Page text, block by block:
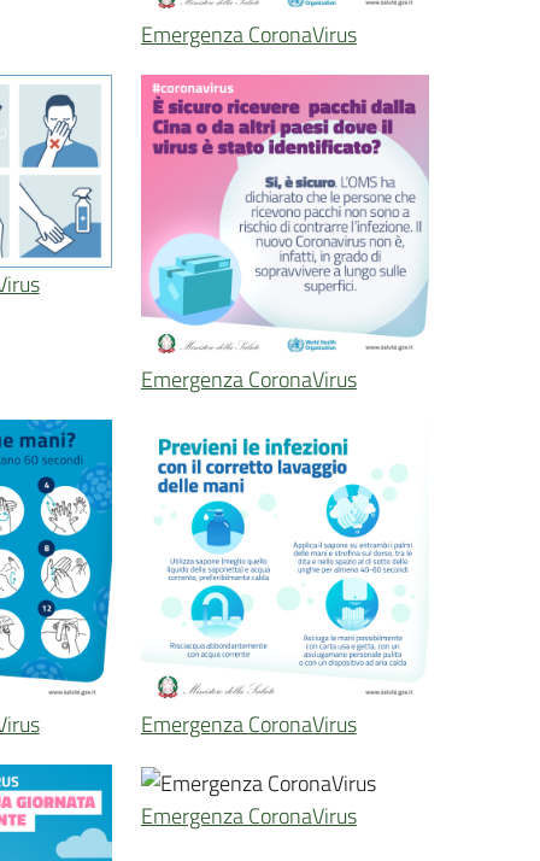
Emergenza CoronaVirus
Emergenza CoronaVirus
Emergenza CoronaVirus
Emergenza CoronaVirus